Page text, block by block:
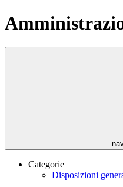
Categorie
Disposizioni